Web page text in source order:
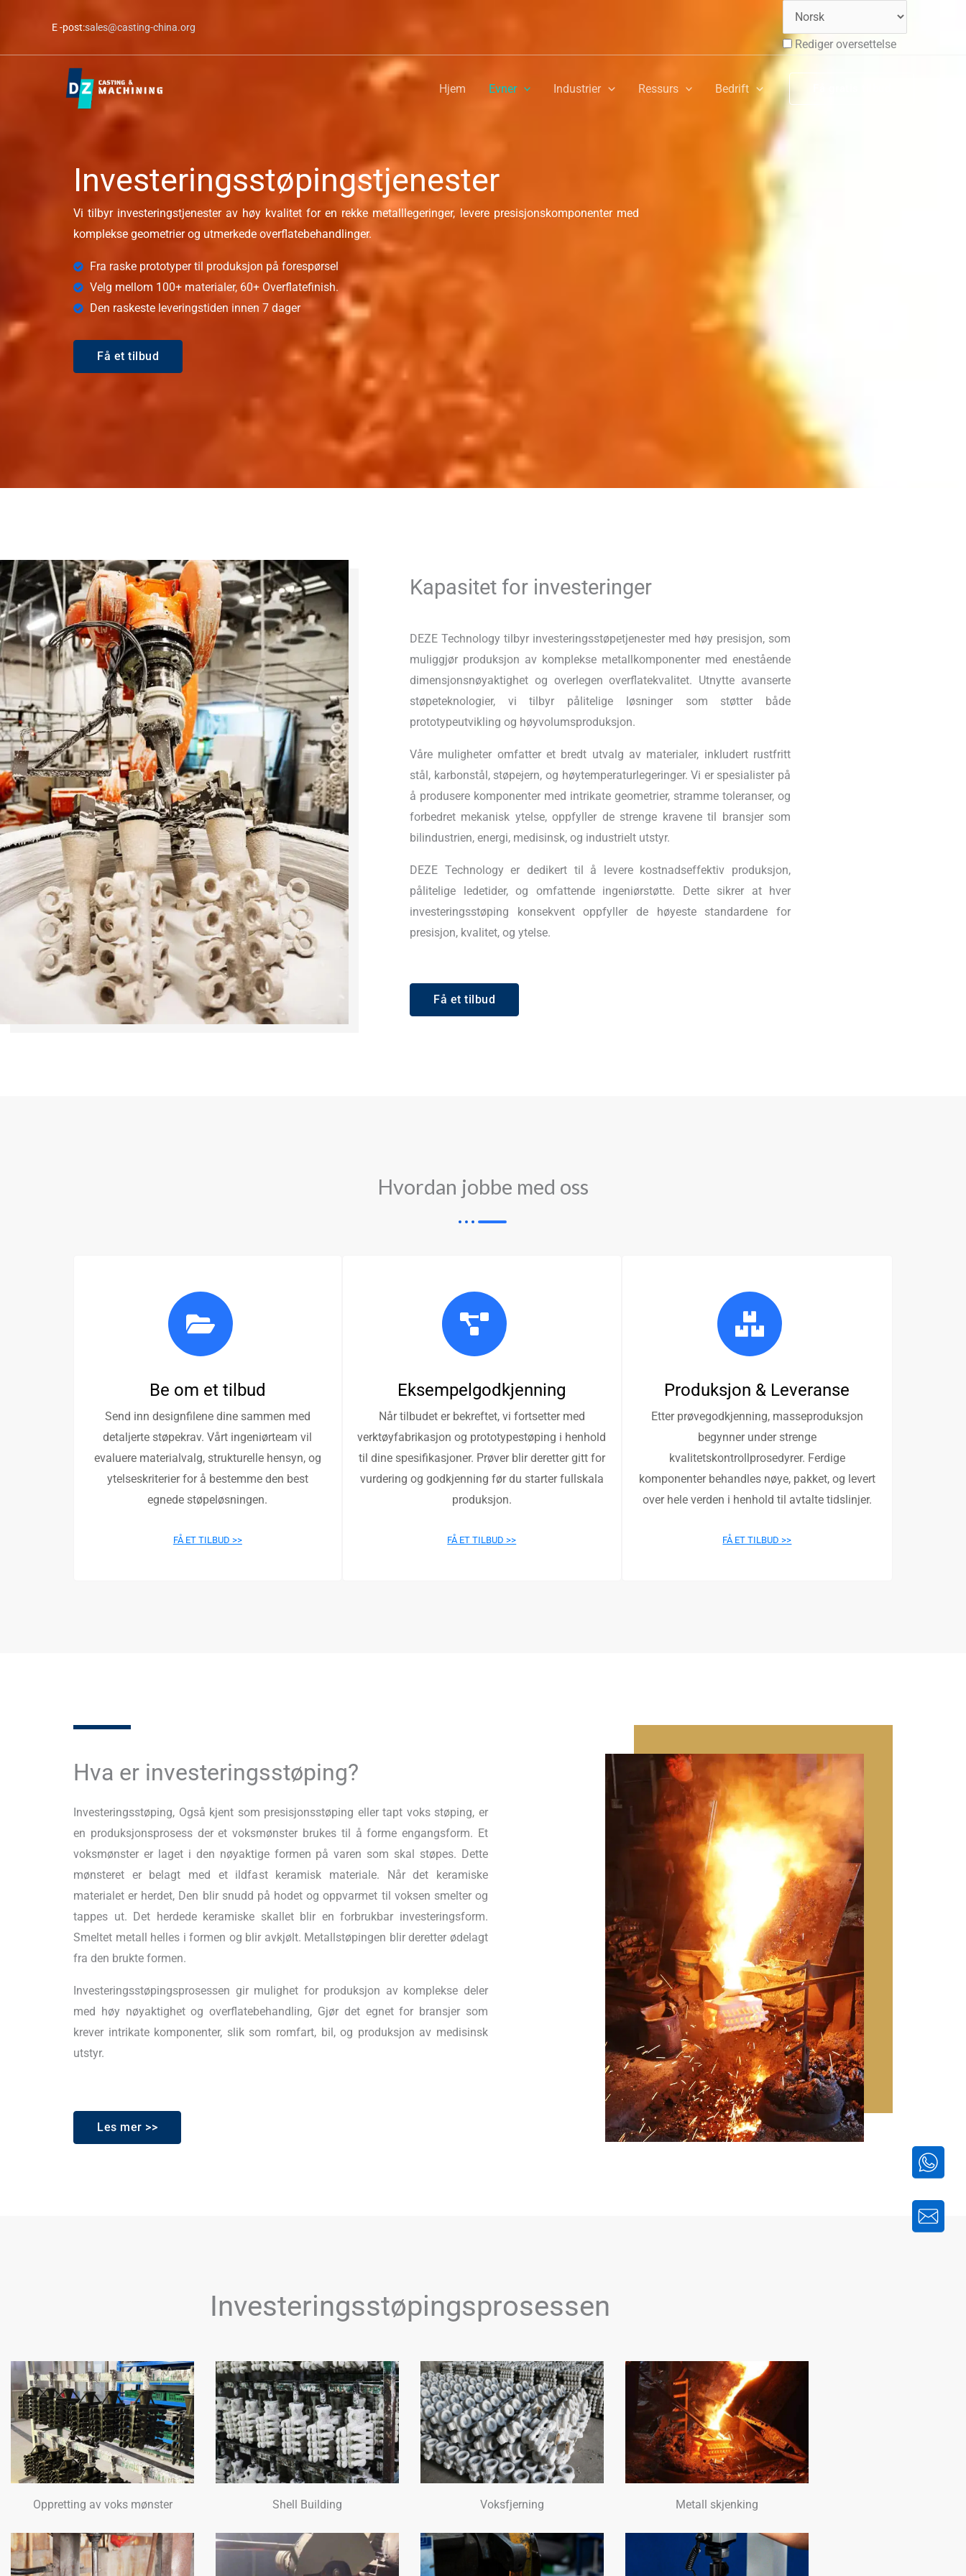
innhold
E -post:sales@casting-china.org
Rediger oversettelse
Hjem Evner Industrier Ressurs Bedrift
Investeringsstøpingstjenester
Vi tilbyr investeringstjenester av høy kvalitet for en rekke metalllegeringer, levere presisjonskomponenter med
komplekse geometrier og utmerkede overflatebehandlinger.
Fra raske prototyper til produksjon på forespørsel
Velg mellom 100+ materialer, 60+ Overflatefinish.
Den raskeste leveringstiden innen 7 dager
Få et tilbud
Kapasitet for investeringer
DEZE Technology tilbyr investeringsstøpetjenester med høy presisjon, som
muliggjør produksjon av komplekse metallkomponenter med enestående
dimensjonsnøyaktighet og overlegen overflatekvalitet. Utnytte avanserte
støpeteknologier, vi tilbyr pålitelige løsninger som støtter både
prototypeutvikling og høyvolumsproduksjon.
Våre muligheter omfatter et bredt utvalg av materialer, inkludert rustfritt
stål, karbonstål, støpejern, og høytemperaturlegeringer. Vi er spesialister på
å produsere komponenter med intrikate geometrier, stramme toleranser, og
forbedret mekanisk ytelse, oppfyller de strenge kravene til bransjer som
bilindustrien, energi, medisinsk, og industrielt utstyr.
DEZE Technology er dedikert til å levere kostnadseffektiv produksjon,
pålitelige ledetider, og omfattende ingeniørstøtte. Dette sikrer at hver
investeringsstøping konsekvent oppfyller de høyeste standardene for
presisjon, kvalitet, og ytelse.
Få et tilbud
Hvordan jobbe med oss
Be om et tilbud
Send inn designfilene dine sammen med
detaljerte støpekrav. Vårt ingeniørteam vil
evaluere materialvalg, strukturelle hensyn, og
ytelseskriterier for å bestemme den best
egnede støpeløsningen.
FÅ ET TILBUD >>
Eksempelgodkjenning
Når tilbudet er bekreftet, vi fortsetter med
verktøyfabrikasjon og prototypestøping i henhold
til dine spesifikasjoner. Prøver blir deretter gitt for
vurdering og godkjenning før du starter fullskala
produksjon.
FÅ ET TILBUD >>
Produksjon & Leveranse
Etter prøvegodkjenning, masseproduksjon
begynner under strenge
kvalitetskontrollprosedyrer. Ferdige
komponenter behandles nøye, pakket, og levert
over hele verden i henhold til avtalte tidslinjer.
FÅ ET TILBUD >>
Hva er investeringsstøping?
Investeringsstøping, Også kjent som presisjonsstøping eller tapt voks støping, er
en produksjonsprosess der et voksmønster brukes til å forme engangsform. Et
voksmønster er laget i den nøyaktige formen på varen som skal støpes. Dette
mønsteret er belagt med et ildfast keramisk materiale. Når det keramiske
materialet er herdet, Den blir snudd på hodet og oppvarmet til voksen smelter og
tappes ut. Det herdede keramiske skallet blir en forbrukbar investeringsform.
Smeltet metall helles i formen og blir avkjølt. Metallstøpingen blir deretter ødelagt
fra den brukte formen.
Investeringsstøpingsprosessen gir mulighet for produksjon av komplekse deler
med høy nøyaktighet og overflatebehandling, Gjør det egnet for bransjer som
krever intrikate komponenter, slik som romfart, bil, og produksjon av medisinsk
utstyr.
Les mer >>
Investeringsstøpingsprosessen
Oppretting av voks mønster Shell Building Voksfjerning Metall skjenking